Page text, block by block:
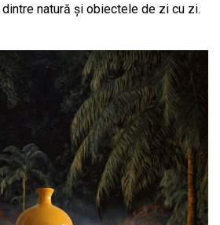
natură și obiectele de zi cu zi.